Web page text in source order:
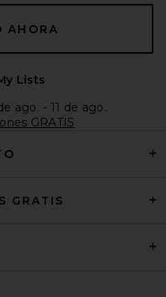
AHORA
Lists
ago. - 11 de ago.
GRATIS
GRATIS